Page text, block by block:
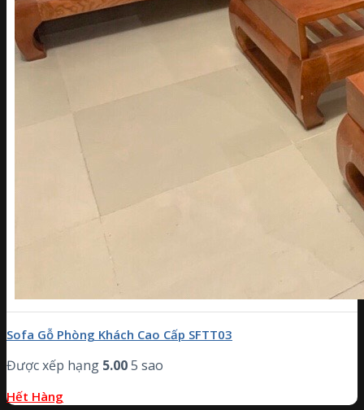
Sofa Gỗ Phòng Khách Cao Cấp SFTT03
Được xếp hạng 5.005 sao
Hết Hàng